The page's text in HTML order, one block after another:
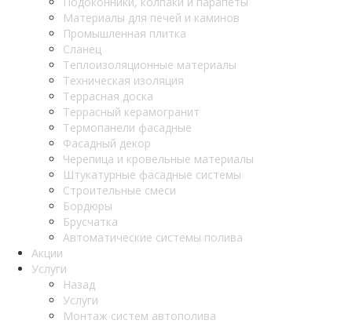
Материалы для печей и каминов
Промышленная плитка
Сланец
Теплоизоляционные материалы
Техническая изоляция
Террасная доска
Террасный керамогранит
Термопанели фасадные
Фасадный декор
Черепица и кровельные материалы
Штукатурные фасадные системы
Строительные смеси
Бордюры
Брусчатка
Автоматические системы полива
Акции
Услуги
Назад
Услуги
Монтаж систем автополива